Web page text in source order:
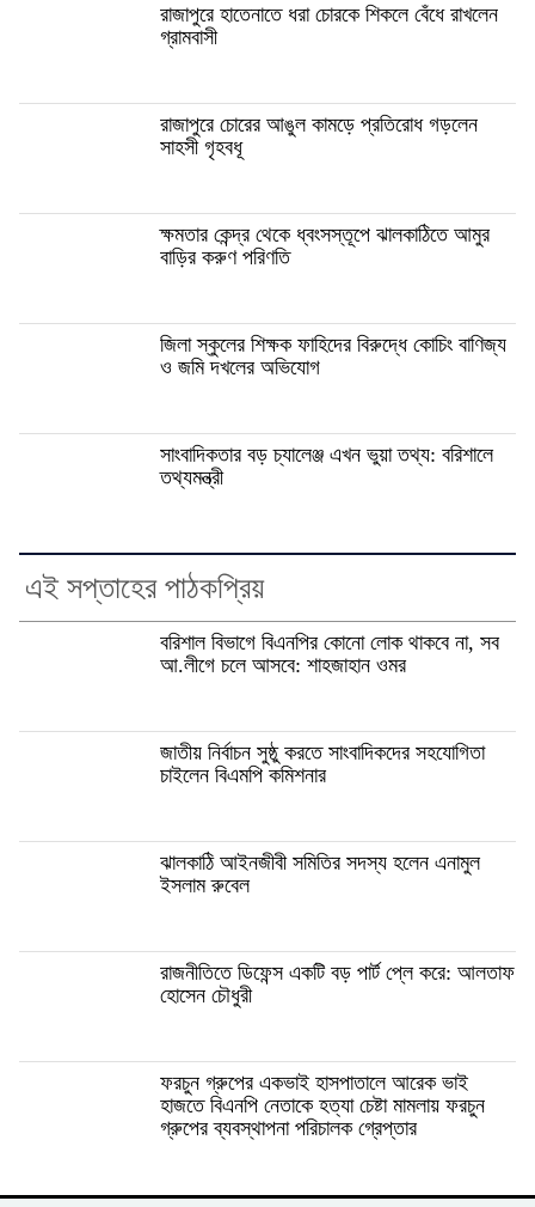
রাজাপুরে হাতেনাতে ধরা চোরকে শিকলে বেঁধে রাখলেন
গ্রামবাসী
রাজাপুরে চোরের আঙুল কামড়ে প্রতিরোধ গড়লেন
সাহসী গৃহবধূ
ক্ষমতার কেন্দ্র থেকে ধ্বংসস্তূপে ঝালকাঠিতে আমুর
বাড়ির করুণ পরিণতি
জিলা স্কুলের শিক্ষক ফাহিদের বিরুদ্ধে কোচিং বাণিজ্য
ও জমি দখলের অভিযোগ
সাংবাদিকতার বড় চ্যালেঞ্জ এখন ভুয়া তথ্য: বরিশালে
তথ্যমন্ত্রী
এই সপ্তাহের পাঠকপ্রিয়
বরিশাল বিভাগে বিএনপির কোনো লোক থাকবে না, সব
আ.লীগে চলে আসবে: শাহজাহান ওমর
জাতীয় নির্বাচন সুষ্ঠু করতে সাংবাদিকদের সহযোগিতা
চাইলেন বিএমপি কমিশনার
ঝালকাঠি আইনজীবী সমিতির সদস্য হলেন এনামুল
ইসলাম রুবেল
রাজনীতিতে ডিফেন্স একটি বড় পার্ট প্লে করে: আলতাফ
হোসেন চৌধুরী
ফরচুন গ্রুপের একভাই হাসপাতালে আরেক ভাই
হাজতে বিএনপি নেতাকে হত্যা চেষ্টা মামলায় ফরচুন
গ্রুপের ব্যবস্থাপনা পরিচালক গ্রেপ্তার